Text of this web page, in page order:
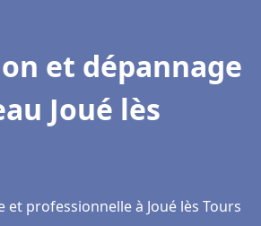
et dépannage
Joué lès
professionnelle à Joué lès Tours